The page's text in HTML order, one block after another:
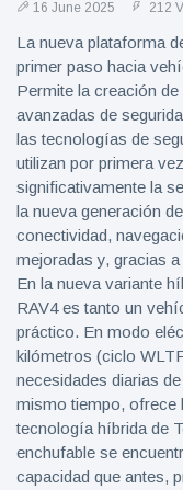
16 June 2025 212
La nueva plataforma
primer paso hacia
Permite la creación
avanzadas de
las tecnologías de
utilizan por primera
significativamente la
la nueva generación
conectividad,
mejoradas y, gracias
En la nueva variante
RAV4 es tanto un
práctico. En modo
kilómetros (ciclo
necesidades diarias
mismo tiempo, ofrece
tecnología híbrida de
enchufable se
capacidad que antes,